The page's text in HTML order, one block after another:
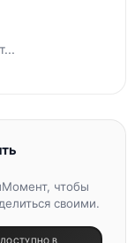
чтобы
своими.
ДОСТУПНО В